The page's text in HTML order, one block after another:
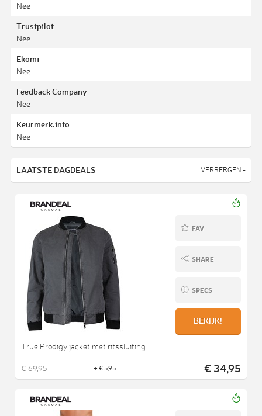
Nee
Trustpilot
Nee
Ekomi
Nee
Feedback Company
Nee
Keurmerk.info
Nee
LAATSTE DAGDEALS VERBERGEN -
FAV
SHARE
SPECS
BEKIJK!
True Prodigy jacket met ritssluiting
€ 69,95 + € 5,95 € 34,95